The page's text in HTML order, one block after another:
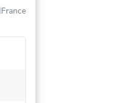
France